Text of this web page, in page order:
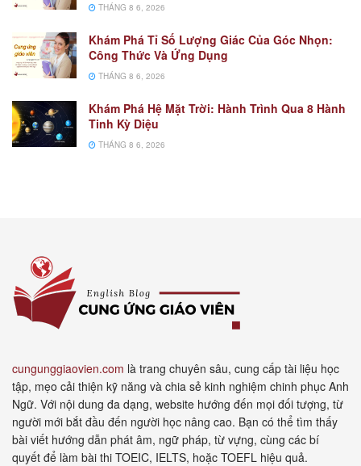
THÁNG 8 6, 2026
Khám Phá Tỉ Số Lượng Giác Của Góc Nhọn:
Công Thức Và Ứng Dụng
THÁNG 8 6, 2026
Khám Phá Hệ Mặt Trời: Hành Trình Qua 8 Hành
Tinh Kỳ Diệu
THÁNG 8 6, 2026
cungunggiaovien.com là trang chuyên sâu, cung cấp tài liệu học
tập, mẹo cải thiện kỹ năng và chia sẻ kinh nghiệm chinh phục Anh
Ngữ. Với nội dung đa dạng, website hướng đến mọi đối tượng, từ
người mới bắt đầu đến người học nâng cao. Bạn có thể tìm thấy
bài viết hướng dẫn phát âm, ngữ pháp, từ vựng, cùng các bí
quyết để làm bài thi TOEIC, IELTS, hoặc TOEFL hiệu quả.